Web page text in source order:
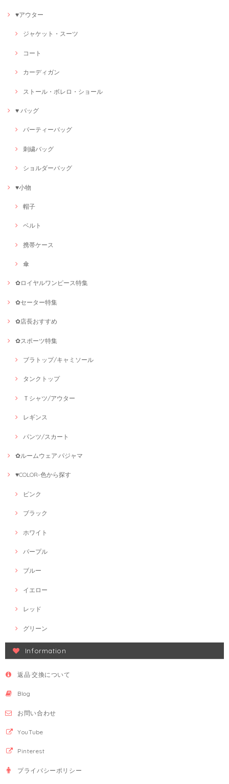
♥アウター
ジャケット・スーツ
コート
カーディガン
ストール・ボレロ・ショール
♥ バッグ
パーティーバッグ
刺繍バッグ
ショルダーバッグ
♥小物
帽子
ベルト
携帯ケース
傘
✿ロイヤルワンピース特集
✿セーター特集
✿店長おすすめ
✿スポーツ特集
ブラトップ/キャミソール
タンクトップ
Ｔシャツ/アウター
レギンス
パンツ/スカート
✿ルームウェア·パジャマ
♥COLOR-色から探す
ピンク
ブラック
ホワイト
パープル
ブルー
イエロー
レッド
グリーン
Information
返品·交換について
Blog
お問い合わせ
YouTube
Pinterest
プライバシーポリシー